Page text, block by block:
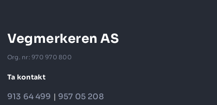
Vegmerkeren AS
Org. nr: 970 970 800
Ta kontakt
913 64 499 |957 05 208